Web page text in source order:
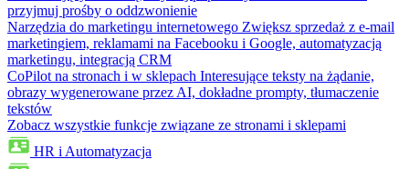
przyjmuj prośby o oddzwonienie
Narzędzia do marketingu internetowego Zwiększ sprzedaż z e-mail
marketingiem, reklamami na Facebooku i Google, automatyzacją
marketingu, integracją CRM
CoPilot na stronach i w sklepach Interesujące teksty na żądanie,
obrazy wygenerowane przez AI, dokładne prompty, tłumaczenie
tekstów
Zobacz wszystkie funkcje związane ze stronami i sklepami
HR i Automatyzacja